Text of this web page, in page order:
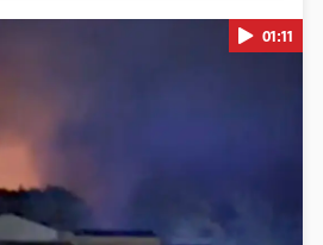
Pokretanje videa...
01:11